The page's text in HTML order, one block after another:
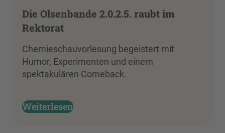
Die Olsenbande 2.0.2.5. raubt im
Rektorat
Chemieschauvorlesung begeistert mit
Humor, Experimenten und einem
spektakulären Comeback.
Weiterlesen